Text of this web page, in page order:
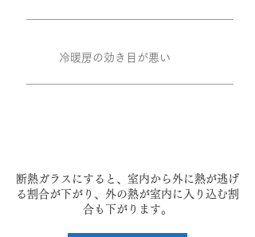
冷暖房の効き目が悪い
断熱ガラスにすると、室内から外に熱が逃げ
る割合が下がり、外の熱が室内に入り込む割
合も下がります。